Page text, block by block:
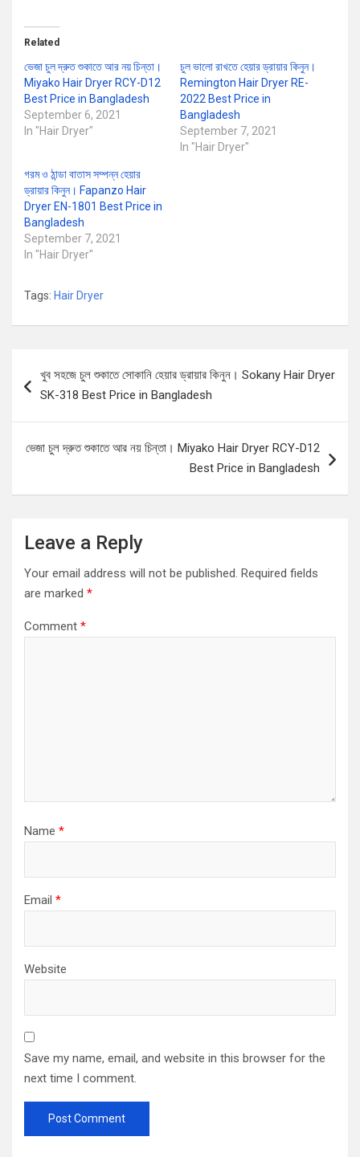
Related
ভেজা চুল দ্রুত শুকাতে আর নয় চিন্তা।
Miyako Hair Dryer RCY-D12
Best Price in Bangladesh
September 6, 2021
In "Hair Dryer"
চুল ভালো রাখতে হেয়ার ড্রায়ার কিনুন।
Remington Hair Dryer RE-
2022 Best Price in
Bangladesh
September 7, 2021
In "Hair Dryer"
গরম ও ঠান্ডা বাতাস সম্পন্ন হেয়ার
ড্রায়ার কিনুন। Fapanzo Hair
Dryer EN-1801 Best Price in
Bangladesh
September 7, 2021
In "Hair Dryer"
Tags: Hair Dryer
navigation
খুব সহজে চুল শুকাতে সোকানি হেয়ার ড্রায়ার কিনুন। ‍Sokany Hair Dryer
SK-318 Best Price in Bangladesh
ভেজা চুল দ্রুত শুকাতে আর নয় চিন্তা। Miyako Hair Dryer RCY-D12
Best Price in Bangladesh
Leave a Reply
Your email address will not be published. Required fields
are marked *
Comment *
Name *
Email *
Website
Save my name, email, and website in this browser for the
next time I comment.